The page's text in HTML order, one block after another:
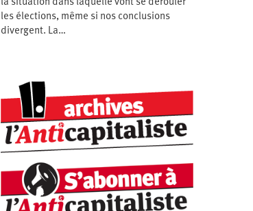
la situation dans laquelle vont se dérouler
les élections, même si nos conclusions
divergent. La…